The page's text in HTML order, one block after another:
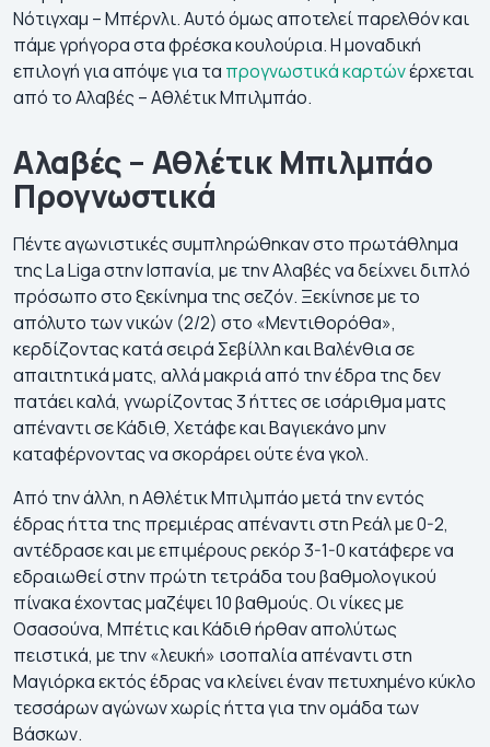
Νότιγχαμ – Μπέρνλι. Αυτό όμως αποτελεί παρελθόν και
πάμε γρήγορα στα φρέσκα κουλούρια. Η μοναδική
επιλογή για απόψε για τα προγνωστικά καρτώνέρχεται
από το Αλαβές – Αθλέτικ Μπιλμπάο.
Αλαβές – Αθλέτικ Μπιλμπάο
Προγνωστικά
Πέντε αγωνιστικές συμπληρώθηκαν στο πρωτάθλημα
της La Liga στην Ισπανία, με την Αλαβές να δείχνει διπλό
πρόσωπο στο ξεκίνημα της σεζόν. Ξεκίνησε με το
απόλυτο των νικών (2/2) στο «Μεντιθορόθα»,
κερδίζοντας κατά σειρά Σεβίλλη και Βαλένθια σε
απαιτητικά ματς, αλλά μακριά από την έδρα της δεν
πατάει καλά, γνωρίζοντας 3 ήττες σε ισάριθμα ματς
απέναντι σε Κάδιθ, Χετάφε και Βαγιεκάνο μην
καταφέρνοντας να σκοράρει ούτε ένα γκολ.
Από την άλλη, η Αθλέτικ Μπιλμπάο μετά την εντός
έδρας ήττα της πρεμιέρας απέναντι στη Ρεάλ με 0-2,
αντέδρασε και με επιμέρους ρεκόρ 3-1-0 κατάφερε να
εδραιωθεί στην πρώτη τετράδα του βαθμολογικού
πίνακα έχοντας μαζέψει 10 βαθμούς. Οι νίκες με
Οσασούνα, Μπέτις και Κάδιθ ήρθαν απολύτως
πειστικά, με την «λευκή» ισοπαλία απέναντι στη
Μαγιόρκα εκτός έδρας να κλείνει έναν πετυχημένο κύκλο
τεσσάρων αγώνων χωρίς ήττα για την ομάδα των
Βάσκων.